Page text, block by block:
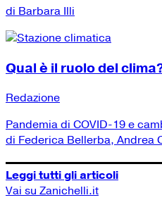
di Barbara Illi
Qual è il ruolo del
Redazione
Pandemia di COVID-19 e
di Federica Bellerba, Andrea
Leggi tutti gli articoli
Vai su Zanichelli.it